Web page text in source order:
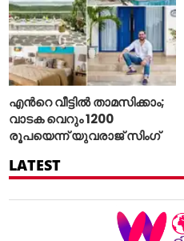
എന്‍റെ വീട്ടില്‍ താമസിക്കാം;
വാടക വെറും 1200
രൂപയെന്ന് യുവരാജ് സിംഗ്
LATEST